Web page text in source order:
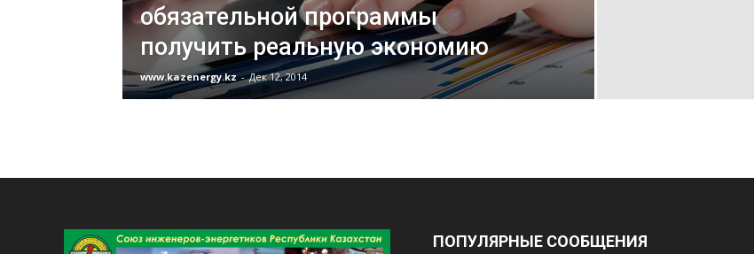
обязательной программы
получить реальную экономию
www.kazenergy.kz - Дек 12, 2014
ПОПУЛЯРНЫЕ СООБЩЕНИЯ